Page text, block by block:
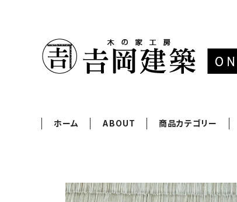
ホーム ABOUT 商品カテゴリー